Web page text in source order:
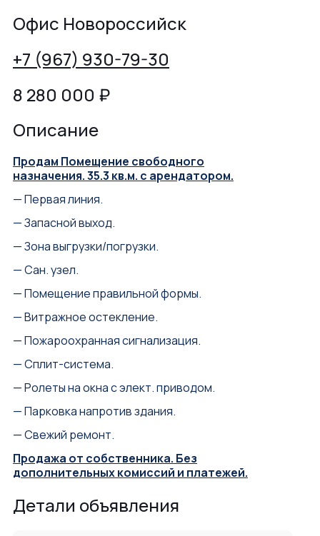
Офис Новороссийск
+7 (967) 930-79-30
8 280 000 ₽
Описание
Продам Помещение свободного
назначения. 35.3 кв.м. с арендатором.
— Первая линия.
— Запасной выход.
— Зона выгрузки/погрузки.
— Сан. узел.
— Помещение правильной формы.
— Витражное остекление.
— Пожароохранная сигнализация.
— Сплит-система.
— Ролеты на окна с элект. приводом.
— Парковка напротив здания.
— Свежий ремонт.
Продажа от собственника. Без
дополнительных комиссий и платежей.
Детали объявления